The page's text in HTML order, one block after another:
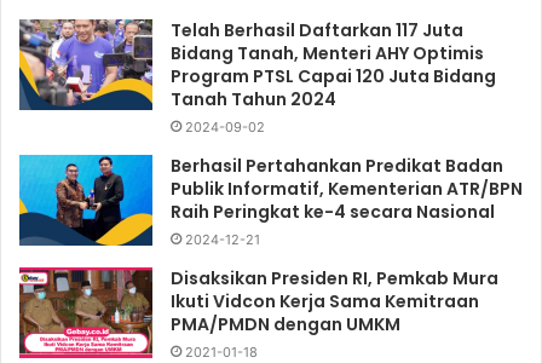
Telah Berhasil Daftarkan 117 Juta
Bidang Tanah, Menteri AHY Optimis
Program PTSL Capai 120 Juta Bidang
Tanah Tahun 2024
2024-09-02
Berhasil Pertahankan Predikat Badan
Publik Informatif, Kementerian ATR/BPN
Raih Peringkat ke-4 secara Nasional
2024-12-21
Disaksikan Presiden RI, Pemkab Mura
Ikuti Vidcon Kerja Sama Kemitraan
PMA/PMDN dengan UMKM
2021-01-18